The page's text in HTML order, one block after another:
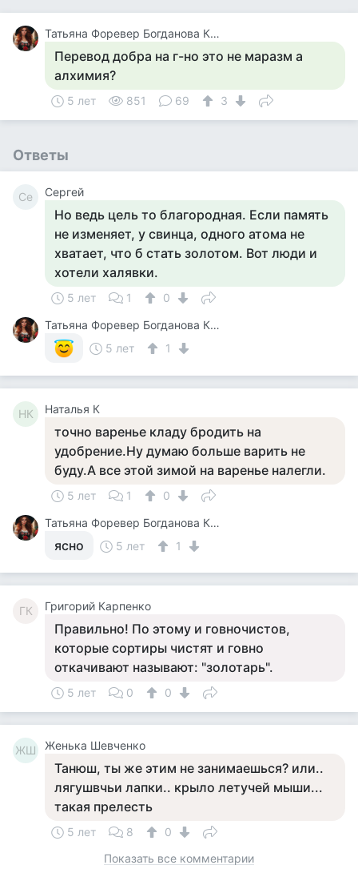
Татьяна Форевер Богданова Картина Дали Пять Минут До Пробуждения Или Кормежки Кошек
Перевод добра на г-но это не маразм а
алхимия?
5 лет 851 69 3
Ответы
Се Сергей
Но ведь цель то благородная. Если память
не изменяет, у свинца, одного атома не
хватает, что б стать золотом. Вот люди и
хотели халявки.
5 лет 1
0
Татьяна Форевер Богданова Картина Дали Пять Минут До Пробуждения Или Кормежки Кошек
5 лет
1
НК Наталья К
точно варенье кладу бродить на
удобрение.Ну думаю больше варить не
буду.А все этой зимой на варенье налегли.
5 лет 1
0
Татьяна Форевер Богданова Картина Дали Пять Минут До Пробуждения Или Кормежки Кошек
ясно 5 лет 1
ГК Григорий Карпенко
Правильно! По этому и говночистов,
которые сортиры чистят и говно
откачивают называют: "золотарь".
5 лет 0 0
ЖШ Женька Шевченко
Танюш, ты же этим не занимаешься? или..
лягушвчьи лапки.. крыло летучей мыши...
такая прелесть
5 лет 8
0
Показать все комментарии